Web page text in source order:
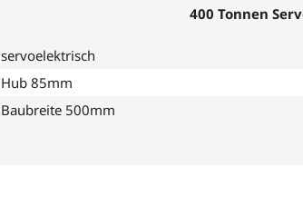
400 Tonnen
servoelektrisch
Hub 85mm
Baubreite 500mm